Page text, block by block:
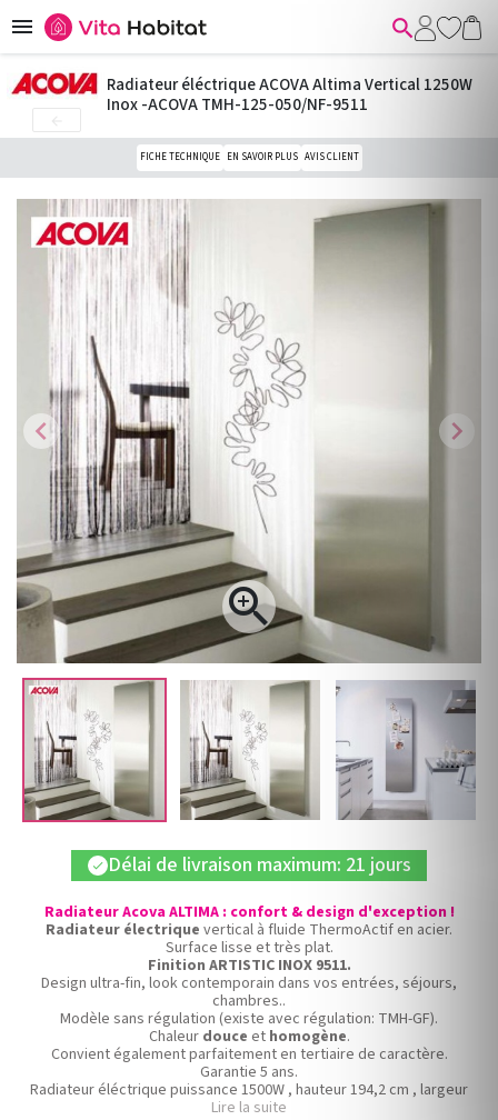
 
chevron_left

chevron_right
Radiateur éléctrique ACOVA Altima Vertical 1250W
Inox -ACOVA TMH-125-050/NF-9511
FICHE TECHNIQUE EN SAVOIR PLUS AVIS CLIENT
check Délai de livraison maximum: 21 jours
Radiateur Acova ALTIMA : confort & design d'exception !
Radiateur électrique vertical à fluide ThermoActif en acier.
Surface lisse et très plat.
Finition ARTISTIC INOX 9511.
Design ultra-fin, look contemporain dans vos entrées, séjours,
chambres..
Modèle sans régulation (existe avec régulation: TMH-GF).
Chaleurdouce et homogène.
Convient également parfaitement en tertiaire de caractère.
Garantie 5 ans.
Radiateur éléctrique puissance 1500W , hauteur 194,2 cm , largeur
61,3 cm.
Lire la suite